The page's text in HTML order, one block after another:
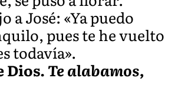
a José: «Ya puedo
pues te he vuelto
todavía».
Dios.Te alabamos,